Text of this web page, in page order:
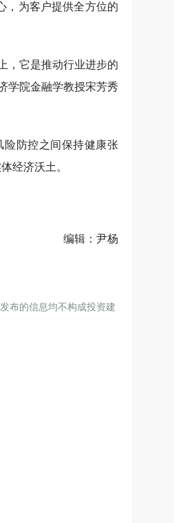
，为客户提供全方位的
，它是推动行业进步的
学院金融学教授宋芳秀
防控之间保持健康张
经济沃土。
编辑：尹杨
布的信息均不构成投资建